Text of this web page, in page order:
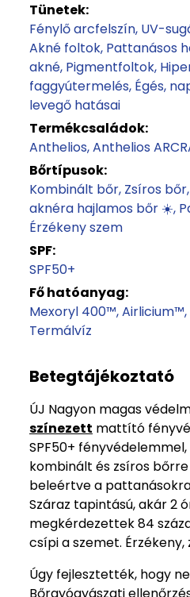
Tünetek:
Fénylő arcfelszín UV-
Akné foltok Pattanásos
akné Pigmentfoltok
faggyútermelés Égés,
levegő hatásai
Termékcsaládok:
Anthelios Anthelios
Bőrtípusok:
Kombinált bőr Zsíros bőr
aknéra hajlamos bőr ☀️
Érzékeny szem
SPF:
SPF50+
Fő hatóanyag:
Mexoryl 400™ Airlicium™
Termálvíz
Betegtájékoztató
ÚJ Nagyon magas
színezett mattító
SPF50+
kombinált és zsíros
beleértve a
Száraz tapintású, akár 2
megkérdezettek 84
csípi a szemet. Érzékeny,
Úgy fejlesztették, hogy